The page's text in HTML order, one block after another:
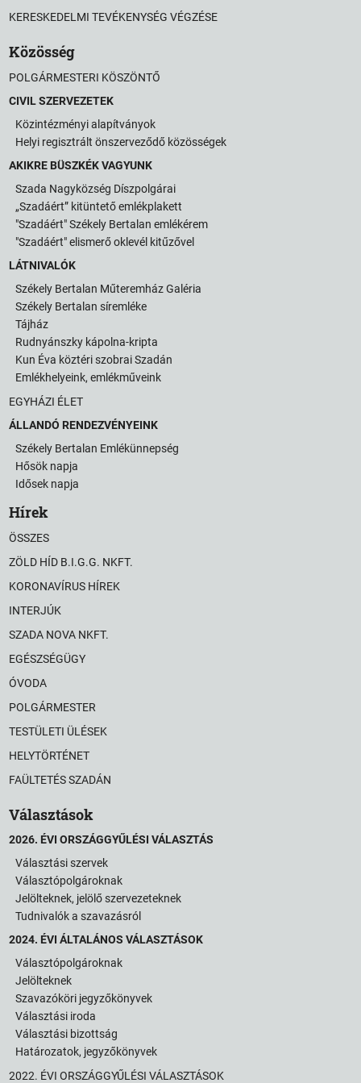
KERESKEDELMI TEVÉKENYSÉG VÉGZÉSE
Közösség
POLGÁRMESTERI KÖSZÖNTŐ
CIVIL SZERVEZETEK
Közintézményi alapítványok
Helyi regisztrált önszerveződő közösségek
AKIKRE BÜSZKÉK VAGYUNK
Szada Nagyközség Díszpolgárai
„Szadáért” kitüntető emlékplakett
"Szadáért" Székely Bertalan emlékérem
"Szadáért" elismerő oklevél kitűzővel
LÁTNIVALÓK
Székely Bertalan Műteremház Galéria
Székely Bertalan síremléke
Tájház
Rudnyánszky kápolna-kripta
Kun Éva köztéri szobrai Szadán
Emlékhelyeink, emlékműveink
EGYHÁZI ÉLET
ÁLLANDÓ RENDEZVÉNYEINK
Székely Bertalan Emlékünnepség
Hősök napja
Idősek napja
Hírek
ÖSSZES
ZÖLD HÍD B.I.G.G. NKFT.
KORONAVÍRUS HÍREK
INTERJÚK
SZADA NOVA NKFT.
EGÉSZSÉGÜGY
ÓVODA
POLGÁRMESTER
TESTÜLETI ÜLÉSEK
HELYTÖRTÉNET
FAÜLTETÉS SZADÁN
Választások
2026. ÉVI ORSZÁGGYŰLÉSI VÁLASZTÁS
Választási szervek
Választópolgároknak
Jelölteknek, jelölő szervezeteknek
Tudnivalók a szavazásról
2024. ÉVI ÁLTALÁNOS VÁLASZTÁSOK
Választópolgároknak
Jelölteknek
Szavazóköri jegyzőkönyvek
Választási iroda
Választási bizottság
Határozatok, jegyzőkönyvek
2022. ÉVI ORSZÁGGYŰLÉSI VÁLASZTÁSOK